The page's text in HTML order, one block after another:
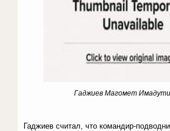
Гаджиев Магомет
Гаджиев считал, что командир-